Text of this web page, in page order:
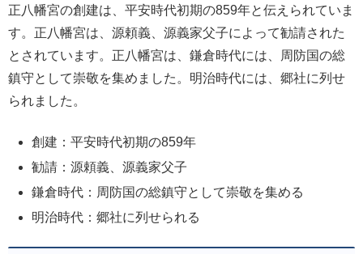
正八幡宮の創建は、平安時代初期の859年と伝えられていま
す。正八幡宮は、源頼義、源義家父子によって勧請された
とされています。正八幡宮は、鎌倉時代には、周防国の総
鎮守として崇敬を集めました。明治時代には、郷社に列せ
られました。
創建：平安時代初期の859年
勧請：源頼義、源義家父子
鎌倉時代：周防国の総鎮守として崇敬を集める
明治時代：郷社に列せられる